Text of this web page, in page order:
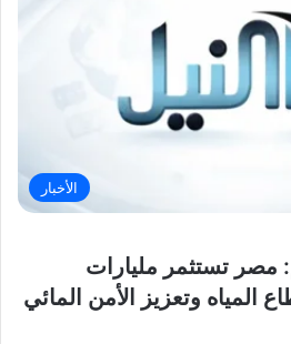
الأخبار
تستثمر مليارات
المياه وتعزيز الأمن المائي